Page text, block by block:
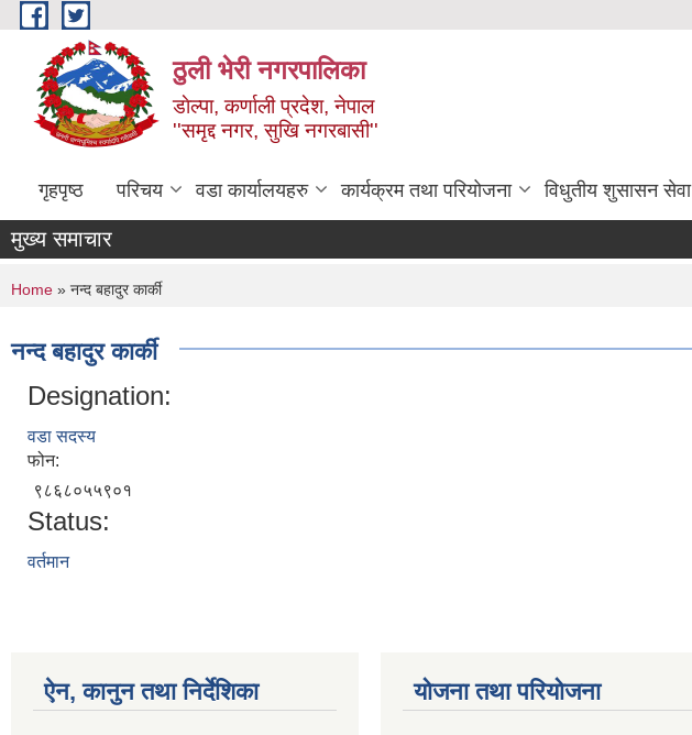
Skip to main content
ठुली भेरी नगरपालिका
डाेल्पा, कर्णाली प्रदेश, नेपाल
''समृद्द नगर, सुखि नगरबासी''
गृहपृष्ठ परिचय वडा कार्यालयहरु कार्यक्रम तथा परियोजना विधुतीय शुसासन सेवा
मुख्य समाचार
You are here
Home » नन्द बहादुर कार्की
नन्द बहादुर कार्की
Designation:
वडा सदस्य
फोन:
९८६८०५५९०१
Status:
वर्तमान
ऐन, कानुन तथा निर्देशिका योजना तथा परियोजना